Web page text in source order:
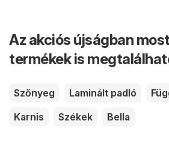
Az akciós újságban
termékek is
Szőnyeg Laminált padló
Karnis
Székek Bella